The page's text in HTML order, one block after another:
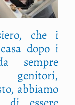
che i
dopo i
sempre
genitori,
abbiamo